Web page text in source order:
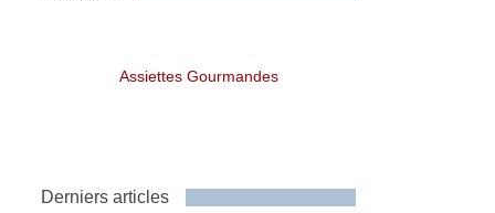
Assiettes Gourmandes
Derniers articles